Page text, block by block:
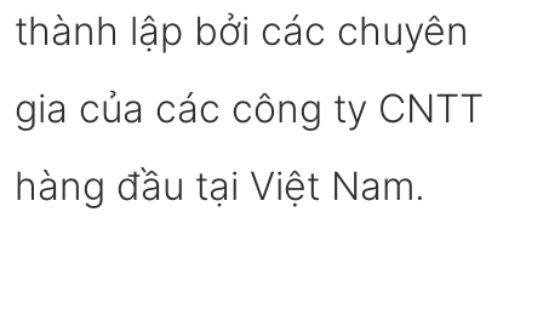
thành lập bởi các chuyên
gia của các công ty CNTT
hàng đầu tại Việt Nam.